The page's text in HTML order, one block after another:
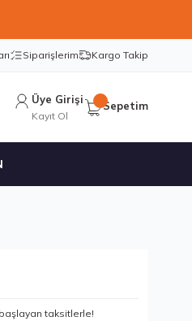
Siparişlerim Kargo Takip
Üye Girişi
Kayıt Ol
Sepetim
taksitlerle!